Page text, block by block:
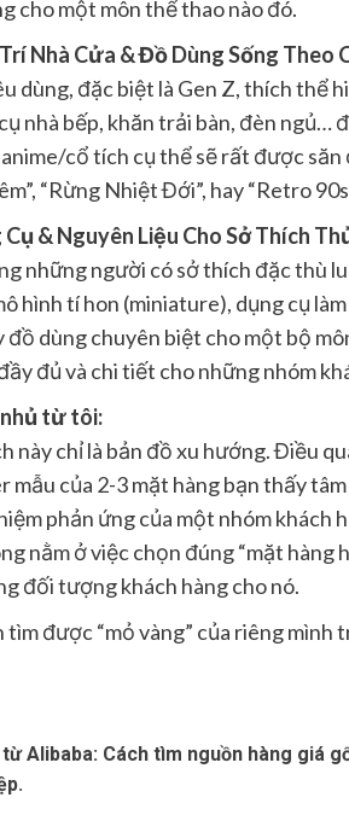
cho một môn thể thao nào đó.
Nhà Cửa & Đồ Dùng Sống Theo
dùng, đặc biệt là Gen Z, thích thể
nhà bếp, khăn trải bàn, đèn
cổ tích cụ thể sẽ rất được
“Rừng Nhiệt Đới”, hay “Retro
Cụ & Nguyên Liệu Cho Sở Thích
những người có sở thích đặc thù
hình tí hon (miniature), dụng cụ
đồ dùng chuyên biệt cho một bộ
đủ và chi tiết cho những nhóm
nhủ từ tôi:
này chỉ là bản đồ xu hướng. Điều
mẫu của 2-3 mặt hàng bạn thấy
phản ứng của một nhóm
nằm ở việc chọn đúng “mặt hàng
đối tượng khách hàng cho nó.
tìm được “mỏ vàng” của riêng mình
từ Alibaba: Cách tìm nguồn hàng giá